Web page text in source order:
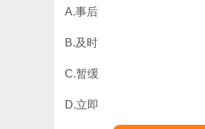
A.事后
B.及时
C.暂缓
D.立即